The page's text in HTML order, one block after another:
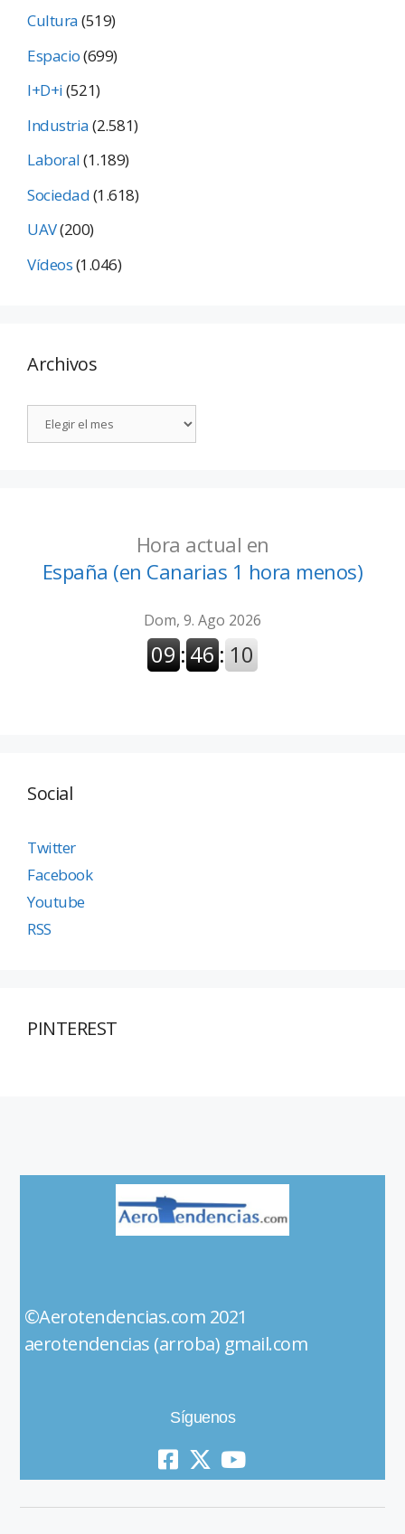
Cultura(519)
Espacio(699)
I+D+i(521)
Industria(2.581)
Laboral(1.189)
Sociedad(1.618)
UAV(200)
Vídeos(1.046)
Archivos
Hora actual en
España (en Canarias 1 hora menos)
Social
Twitter
Facebook
Youtube
RSS
PINTEREST
©Aerotendencias.com 2021
aerotendencias (arroba) gmail.com
Síguenos